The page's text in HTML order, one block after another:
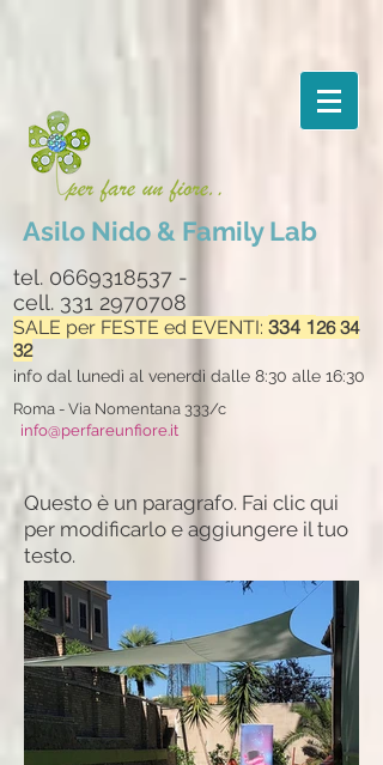
Asilo Nido & Family Lab
tel. 0669318537 -
cell. 331 2970708
SALE per FESTE ed EVENTI: 334 126 34
32
info dal lunedì al venerdì dalle 8:30 alle 16:30
Roma - Via Nomentana 333/c
info@perfareunfiore.it
Questo è un paragrafo. Fai clic qui
per modificarlo e aggiungere il tuo
testo.